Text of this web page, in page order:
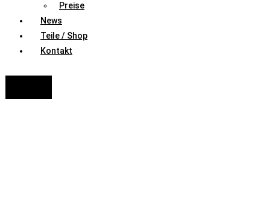
Preise
News
Teile / Shop
Kontakt